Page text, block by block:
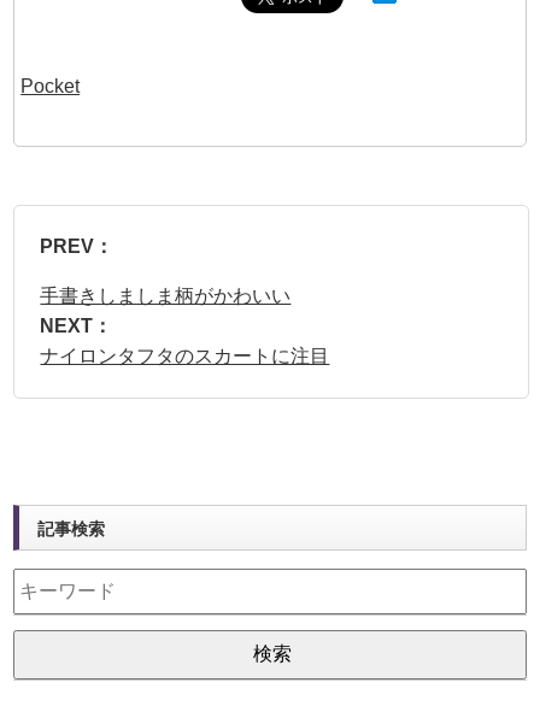
Pocket
PREV：
手書きしましま柄がかわいい
NEXT：
ナイロンタフタのスカートに注目
記事検索